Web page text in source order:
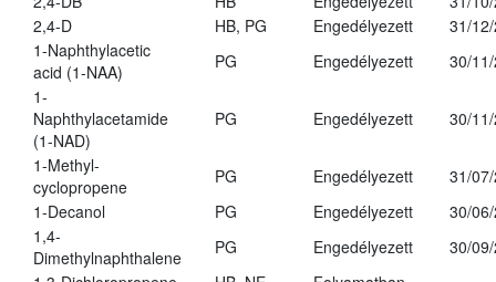
2,4-D
HB, PG Engedélyezett
31/
1-Naphthylacetic
acid (1-NAA)
PG Engedélyezett
30/
1-
Naphthylacetamide
(1-NAD)
PG Engedélyezett 30/
1-Methyl-
cyclopropene
PG Engedélyezett
31/
1-Decanol
PG Engedélyezett
30/
1,4-
Dimethylnaphthalene
PG Engedélyezett
30/